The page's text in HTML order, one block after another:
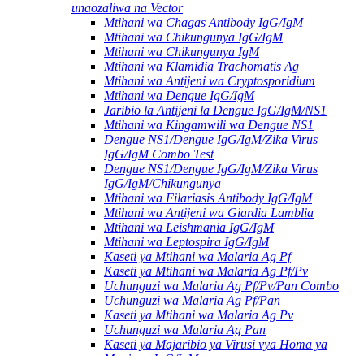
unaozaliwa na Vector
Mtihani wa Chagas Antibody IgG/IgM
Mtihani wa Chikungunya IgG/IgM
Mtihani wa Chikungunya IgM
Mtihani wa Klamidia Trachomatis Ag
Mtihani wa Antijeni wa Cryptosporidium
Mtihani wa Dengue IgG/IgM
Jaribio la Antijeni la Dengue IgG/IgM/NS1
Mtihani wa Kingamwili wa Dengue NS1
Dengue NS1/Dengue IgG/IgM/Zika Virus
IgG/IgM Combo Test
Dengue NS1/Dengue IgG/IgM/Zika Virus
IgG/IgM/Chikungunya
Mtihani wa Filariasis Antibody IgG/IgM
Mtihani wa Antijeni wa Giardia Lamblia
Mtihani wa Leishmania IgG/IgM
Mtihani wa Leptospira IgG/IgM
Kaseti ya Mtihani wa Malaria Ag Pf
Kaseti ya Mtihani wa Malaria Ag Pf/Pv
Uchunguzi wa Malaria Ag Pf/Pv/Pan Combo
Uchunguzi wa Malaria Ag Pf/Pan
Kaseti ya Mtihani wa Malaria Ag Pv
Uchunguzi wa Malaria Ag Pan
Kaseti ya Majaribio ya Virusi vya Homa ya